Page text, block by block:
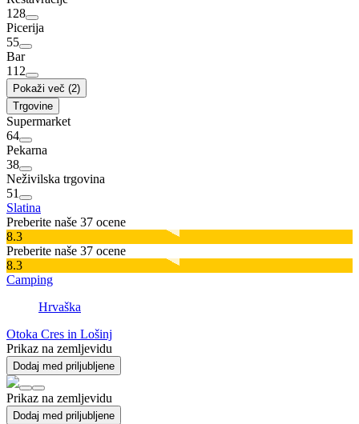
128
Picerija
55
Bar
112
Pokaži več (2)
Trgovine
Supermarket
64
Pekarna
38
Neživilska trgovina
51
Slatina
Preberite naše 37 ocene
8.3
Preberite naše 37 ocene
8.3
Camping
Hrvaška
Otoka Cres in Lošinj
Prikaz na zemljevidu
Dodaj med priljubljene
Prikaz na zemljevidu
Dodaj med priljubljene